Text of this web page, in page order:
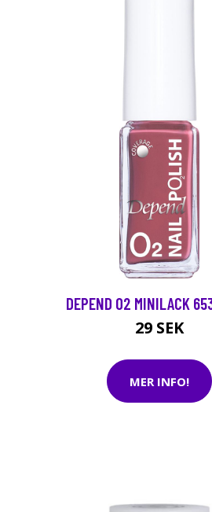
DEPEND O2 MINILACK
29 SEK
MER INFO!